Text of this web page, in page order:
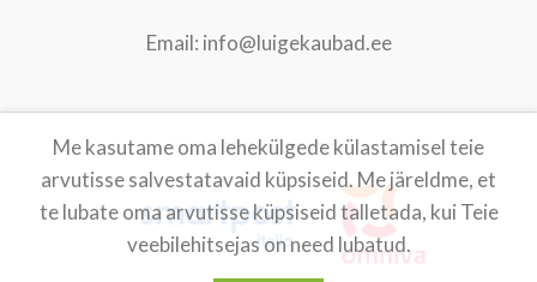
Email: info@luigekaubad.ee
LUIGEKAUBAD 2021
Me kasutame oma lehekülgede külastamisel teie
arvutisse salvestatavaid küpsiseid. Me järeldme, et
te lubate oma arvutisse küpsiseid talletada, kui Teie
veebilehitsejas on need lubatud.